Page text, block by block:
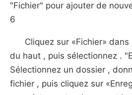
"Fichier" pour ajouter de
6
Cliquez sur «Fichier»
du haut , puis sélectionnez .
Sélectionnez un dossier ,
fichier , puis cliquez sur